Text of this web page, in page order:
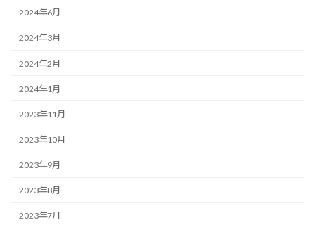
2024年6月
2024年3月
2024年2月
2024年1月
2023年11月
2023年10月
2023年9月
2023年8月
2023年7月